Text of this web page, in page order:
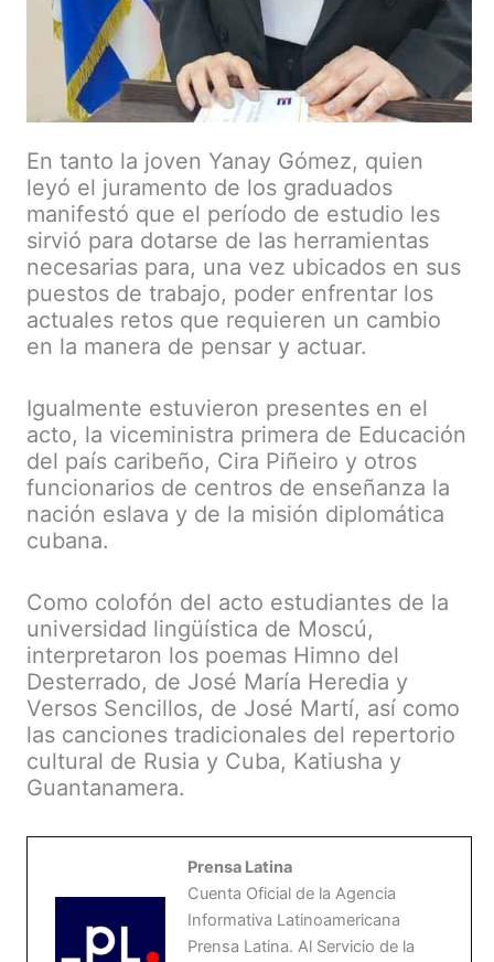
En tanto la joven Yanay Gómez, quien
leyó el juramento de los graduados
manifestó que el período de estudio les
sirvió para dotarse de las herramientas
necesarias para, una vez ubicados en sus
puestos de trabajo, poder enfrentar los
actuales retos que requieren un cambio
en la manera de pensar y actuar.
Igualmente estuvieron presentes en el
acto, la viceministra primera de Educación
del país caribeño, Cira Piñeiro y otros
funcionarios de centros de enseñanza la
nación eslava y de la misión diplomática
cubana.
Como colofón del acto estudiantes de la
universidad lingüística de Moscú,
interpretaron los poemas Himno del
Desterrado, de José María Heredia y
Versos Sencillos, de José Martí, así como
las canciones tradicionales del repertorio
cultural de Rusia y Cuba, Katiusha y
Guantanamera.
Prensa Latina
Cuenta Oficial de la Agencia
Informativa Latinoamericana
Prensa Latina. Al Servicio de la